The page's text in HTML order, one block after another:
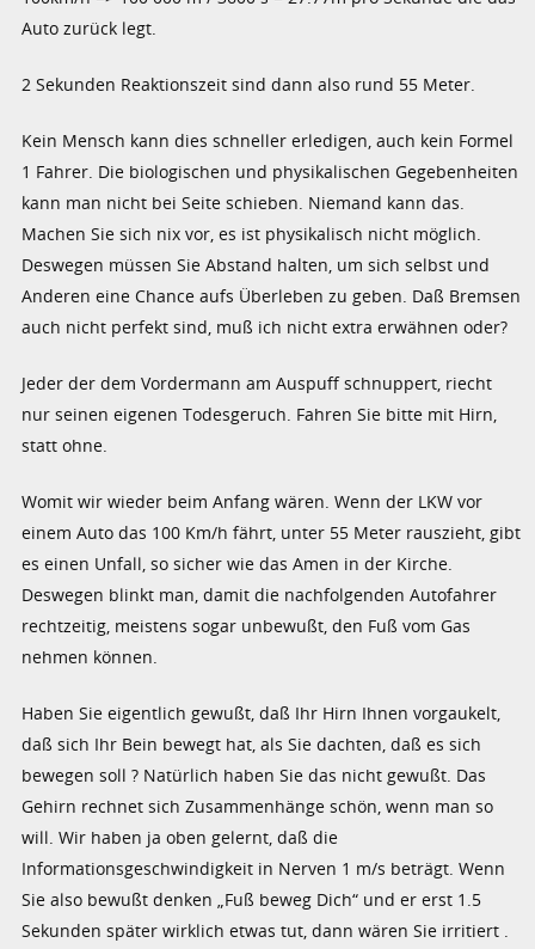
Auto zurück legt.
2 Sekunden Reaktionszeit sind dann also rund 55 Meter.
Kein Mensch kann dies schneller erledigen, auch kein Formel
1 Fahrer. Die biologischen und physikalischen Gegebenheiten
kann man nicht bei Seite schieben. Niemand kann das.
Machen Sie sich nix vor, es ist physikalisch nicht möglich.
Deswegen müssen Sie Abstand halten, um sich selbst und
Anderen eine Chance aufs Überleben zu geben. Daß Bremsen
auch nicht perfekt sind, muß ich nicht extra erwähnen oder?
Jeder der dem Vordermann am Auspuff schnuppert, riecht
nur seinen eigenen Todesgeruch. Fahren Sie bitte mit Hirn,
statt ohne.
Womit wir wieder beim Anfang wären. Wenn der LKW vor
einem Auto das 100 Km/h fährt, unter 55 Meter rauszieht, gibt
es einen Unfall, so sicher wie das Amen in der Kirche.
Deswegen blinkt man, damit die nachfolgenden Autofahrer
rechtzeitig, meistens sogar unbewußt, den Fuß vom Gas
nehmen können.
Haben Sie eigentlich gewußt, daß Ihr Hirn Ihnen vorgaukelt,
daß sich Ihr Bein bewegt hat, als Sie dachten, daß es sich
bewegen soll ? Natürlich haben Sie das nicht gewußt. Das
Gehirn rechnet sich Zusammenhänge schön, wenn man so
will. Wir haben ja oben gelernt, daß die
Informationsgeschwindigkeit in Nerven 1 m/s beträgt. Wenn
Sie also bewußt denken „Fuß beweg Dich“ und er erst 1.5
Sekunden später wirklich etwas tut, dann wären Sie irritiert .